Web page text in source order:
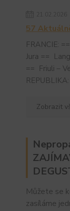
57
FRANCIE:
Jura ==
== Friuli –
Zobrazit
Můžete se
zasíláme